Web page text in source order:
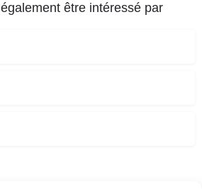
être intéressé par